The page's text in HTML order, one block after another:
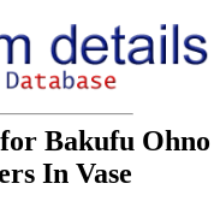
Bakufu Ohno
In Vase